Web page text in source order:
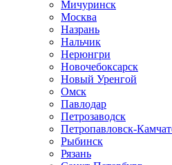
Мичуринск
Москва
Назрань
Нальчик
Нерюнгри
Новочебоксарск
Новый Уренгой
Омск
Павлодар
Петрозаводск
Петропавловск-
Рыбинск
Рязань